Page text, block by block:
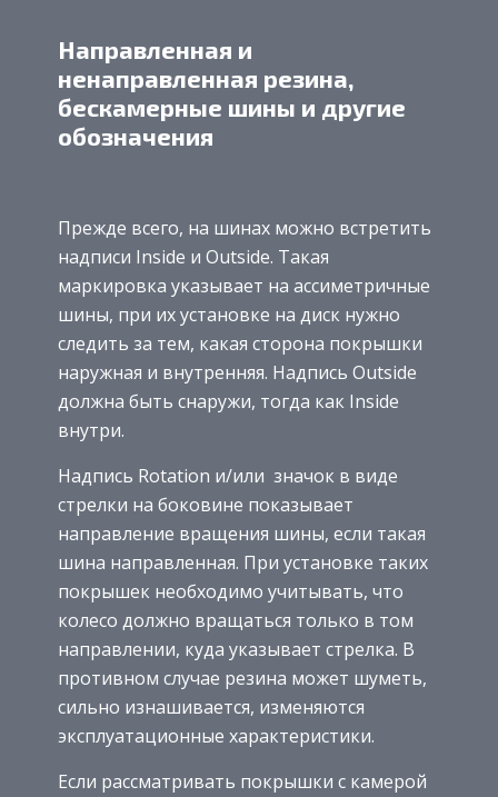
Направленная и
ненаправленная резина,
бескамерные шины и другие
обозначения
Прежде всего, на шинах можно встретить
надписи Inside и Outside. Такая
маркировка указывает на ассиметричные
шины, при их установке на диск нужно
следить за тем, какая сторона покрышки
наружная и внутренняя. Надпись Outside
должна быть снаружи, тогда как Inside
внутри.
Надпись Rotation и/или значок в виде
стрелки на боковине показывает
направление вращения шины, если такая
шина направленная. При установке таких
покрышек необходимо учитывать, что
колесо должно вращаться только в том
направлении, куда указывает стрелка. В
противном случае резина может шуметь,
сильно изнашивается, изменяются
эксплуатационные характеристики.
Если рассматривать покрышки с камерой